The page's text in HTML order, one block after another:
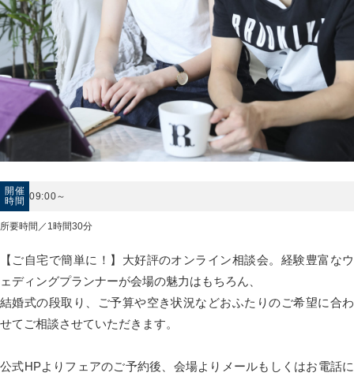
開催
時間 09:00～
所要時間／1時間30分
【ご自宅で簡単に！】大好評のオンライン相談会。経験豊富なウ
ェディングプランナーが会場の魅力はもちろん、
結婚式の段取り、ご予算や空き状況などおふたりのご希望に合わ
せてご相談させていただきます。
公式HPよりフェアのご予約後、会場よりメールもしくはお電話に